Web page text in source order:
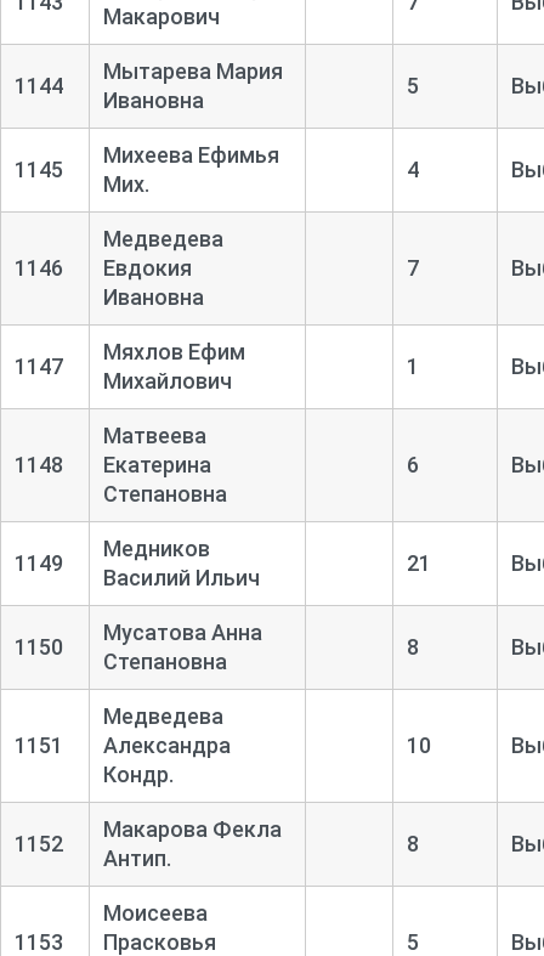
Макарович
1144
Мытарева Мария
Ивановна
5
1145
Михеева Ефимья
Мих.
4
1146
Медведева
Евдокия
Ивановна
7
1147
Мяхлов Ефим
Михайлович
1
1148
Матвеева
Екатерина
Степановна
6
1149
Медников
Василий Ильич
21
1150
Мусатова Анна
Степановна
8
1151
Медведева
Александра
Кондр.
10
1152
Макарова Фекла
Антип.
8
1153
Моисеева
Прасковья
5